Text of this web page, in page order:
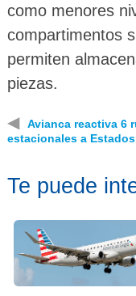
como menores
compartimentos
permiten
piezas.
◀
Avianca reactiva 6
estacionales a
Te puede